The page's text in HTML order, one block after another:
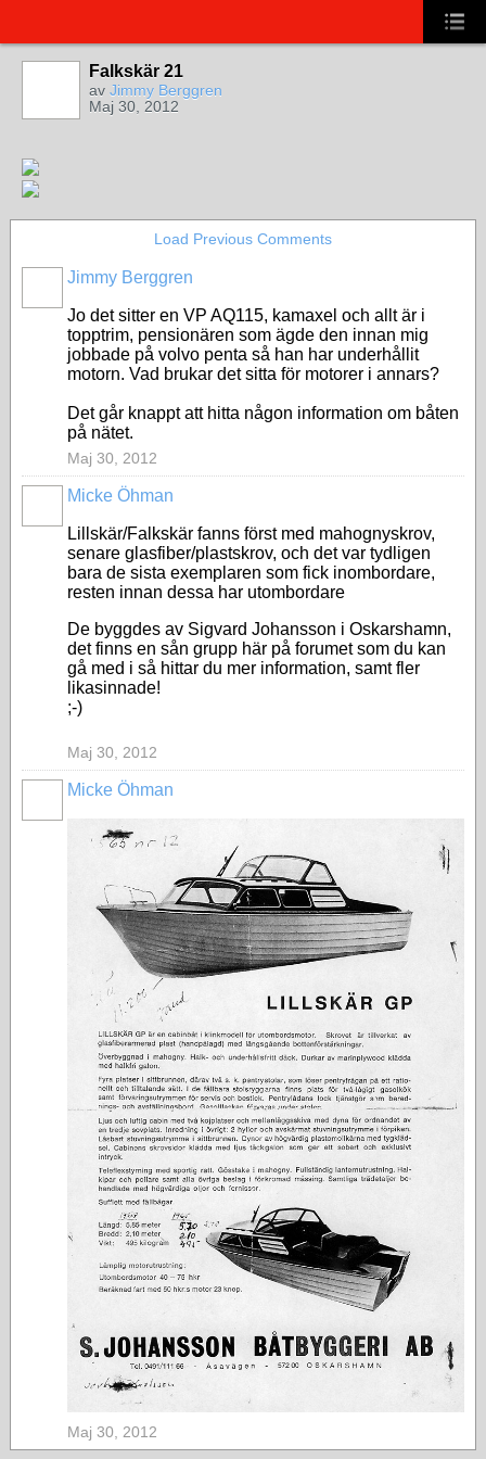
Falkskär 21
av Jimmy Berggren
Maj 30, 2012
Load Previous Comments
Jimmy Berggren
Jo det sitter en VP AQ115, kamaxel och allt är i
topptrim, pensionären som ägde den innan mig
jobbade på volvo penta så han har underhållit
motorn. Vad brukar det sitta för motorer i annars?
Det går knappt att hitta någon information om båten
på nätet.
Maj 30, 2012
Micke Öhman
Lillskär/Falkskär fanns först med mahognyskrov,
senare glasfiber/plastskrov, och det var tydligen
bara de sista exemplaren som fick inombordare,
resten innan dessa har utombordare
De byggdes av Sigvard Johansson i Oskarshamn,
det finns en sån grupp här på forumet som du kan
gå med i så hittar du mer information, samt fler
likasinnade!
;-)
Maj 30, 2012
Micke Öhman
Maj 30, 2012